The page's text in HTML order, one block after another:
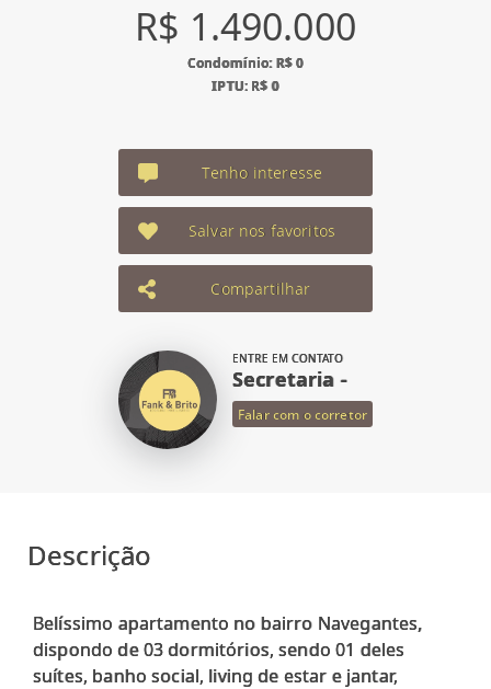
R$ 1.490.000
Condomínio: R$ 0
IPTU: R$ 0
Tenho interesse
Salvar nos favoritos
Compartilhar
ENTRE EM CONTATO
Secretaria -
Falar com o corretor
Descrição
Belíssimo apartamento no bairro Navegantes,
dispondo de 03 dormitórios, sendo 01 deles
suítes, banho social, living de estar e jantar,